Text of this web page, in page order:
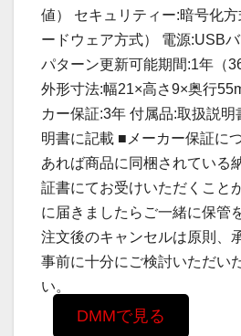
値） セキュリティー:暗号化
ードウェア方式） 電源:USB
パターン更新可能期間:1年（
外形寸法:幅21×高さ9×奥行
カー保証:3年 付属品:取扱説
明書に記載 ■メーカー保証に
あれば商品に同梱されている
証書にてお受けいただくこと
に届きましたらご一緒に保管
注文後のキャンセルは原則、
事前に十分にご検討いただい
い。
DMMで見る